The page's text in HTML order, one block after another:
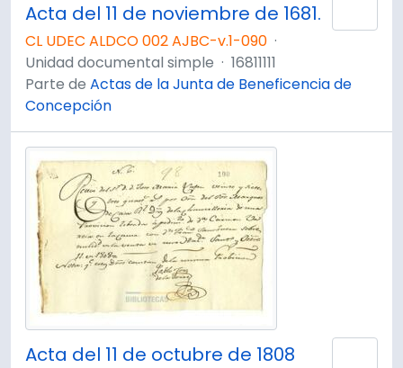
Acta del 11 de noviembre de 1681.
CL UDEC ALDCO 002 AJBC-v.1-090 ·
Unidad documental simple · 16811111
Parte de Actas de la Junta de Beneficencia de
Concepción
Acta del 11 de octubre de 1808